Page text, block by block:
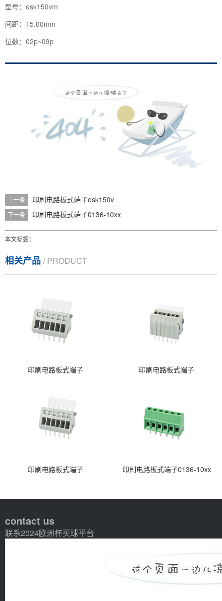
型号：esk150vm
间距：15.00mm
位数：02p~09p
上一条 印刷电路板式端子esk150v
下一条 印刷电路板式端子0136-10xx
本文标签：
相关产品 / PRODUCT
印刷电路板式端子 印刷电路板式端子
印刷电路板式端子 印刷电路板式端子0136-10xx
contact us
联系2024欧洲杯买球平台